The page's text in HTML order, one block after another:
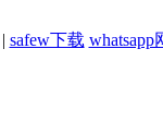
| safew下载 whatsapp